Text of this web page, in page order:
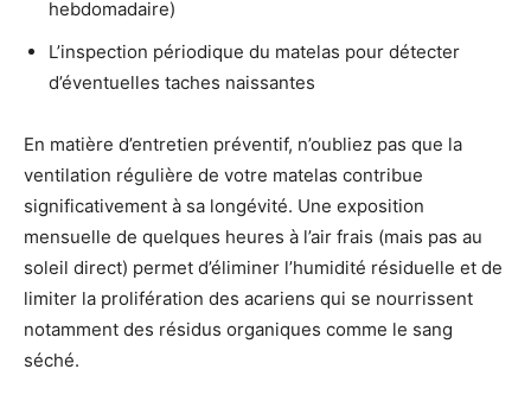
hebdomadaire)
L’inspection périodique du matelas pour détecter
d’éventuelles taches naissantes
En matière d’entretien préventif, n’oubliez pas que la
ventilation régulière de votre matelas contribue
significativement à sa longévité. Une exposition
mensuelle de quelques heures à l’air frais (mais pas au
soleil direct) permet d’éliminer l’humidité résiduelle et de
limiter la prolifération des acariens qui se nourrissent
notamment des résidus organiques comme le sang
séché.